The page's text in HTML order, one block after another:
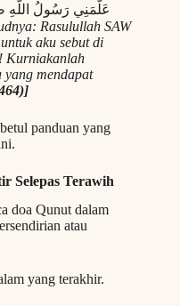
عَلَّمَنِي رَسُولُ اللَّهِ
Rasulullah SAW
aku sebut di
Kurniakanlah
yang mendapat
panduan yang
Selepas Terawih
doa Qunut dalam
atau
yang terakhir.